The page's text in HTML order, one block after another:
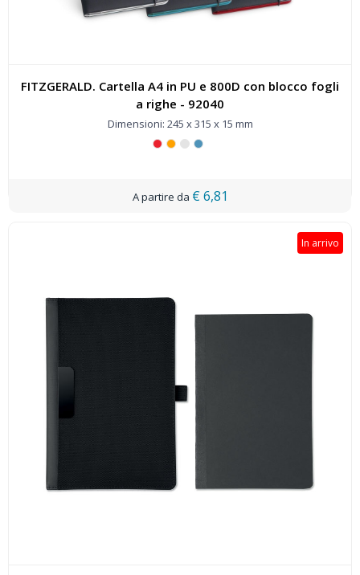
FITZGERALD. Cartella A4 in PU e 800D con blocco fogli
a righe - 92040
Dimensioni: 245 x 315 x 15 mm
€ 6,81
In arrivo